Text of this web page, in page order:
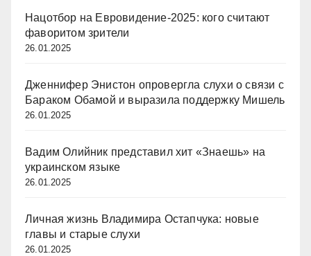
Нацотбор на Евровидение-2025: кого считают
фаворитом зрители
26.01.2025
Дженнифер Энистон опровергла слухи о связи с
Бараком Обамой и выразила поддержку Мишель
26.01.2025
Вадим Олийник представил хит «Знаешь» на
украинском языке
26.01.2025
Личная жизнь Владимира Остапчука: новые
главы и старые слухи
26.01.2025